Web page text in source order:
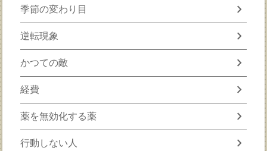
季節の変わり目 chevron_right
逆転現象 chevron_right
かつての敵 chevron_right
経費 chevron_right
薬を無効化する薬 chevron_right
行動しない人 chevron_right